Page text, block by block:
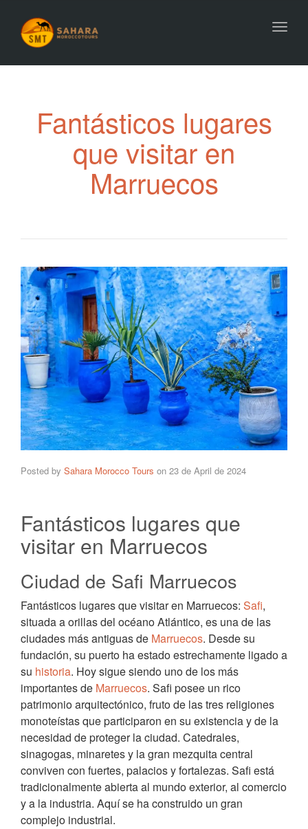
Fantásticos lugares
que visitar en
Marruecos
Posted by Sahara Morocco Tours on 23 de April de 2024
Fantásticos lugares que
visitar en Marruecos
Ciudad de Safi Marruecos
Fantásticos lugares que visitar en Marruecos: Safi,
situada a orillas del océano Atlántico, es una de las
ciudades más antiguas de Marruecos. Desde su
fundación, su puerto ha estado estrechamente ligado a
su historia. Hoy sigue siendo uno de los más
importantes de Marruecos. Safi posee un rico
patrimonio arquitectónico, fruto de las tres religiones
monoteístas que participaron en su existencia y de la
necesidad de proteger la ciudad. Catedrales,
sinagogas, minaretes y la gran mezquita central
conviven con fuertes, palacios y fortalezas. Safi está
tradicionalmente abierta al mundo exterior, al comercio
y a la industria. Aquí se ha construido un gran
complejo industrial.